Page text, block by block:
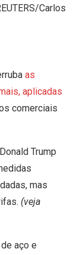
Carlos
as
aplicadas
comerciais
Trump
mas
(veja
aço e